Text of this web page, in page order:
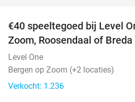
€40 speeltegoed bij Level
Zoom, Roosendaal of Breda
Level One
Bergen op Zoom (+2 locaties)
Verkocht: 1.236